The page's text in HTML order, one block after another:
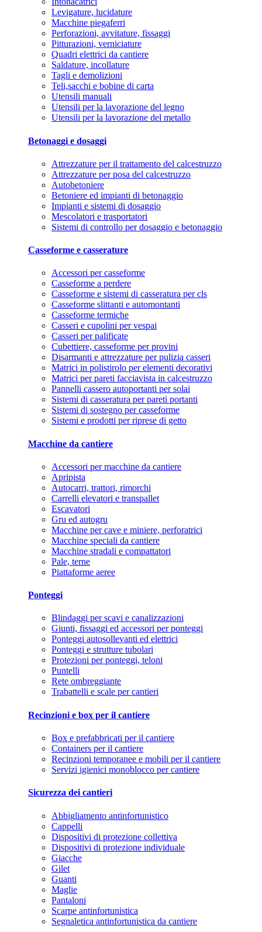
Levigature, lucidature
Macchine piegaferri
Perforazioni, avvitature, fissaggi
Pitturazioni, verniciature
Quadri elettrici da cantiere
Saldature, incollature
Tagli e demolizioni
Teli,sacchi e bobine di carta
Utensili manuali
Utensili per la lavorazione del legno
Utensili per la lavorazione del metallo
Betonaggi e dosaggi
Attrezzature per il trattamento del calcestruzzo
Attrezzature per posa del calcestruzzo
Autobetoniere
Betoniere ed impianti di betonaggio
Impianti e sistemi di dosaggio
Mescolatori e trasportatori
Sistemi di controllo per dosaggio e betonaggio
Casseforme e casserature
Accessori per casseforme
Casseforme a perdere
Casseforme e sistemi di casseratura per cls
Casseforme slittanti e automontanti
Casseforme termiche
Casseri e cupolini per vespai
Casseri per palificate
Cubettiere, casseforme per provini
Disarmanti e attrezzature per pulizia casseri
Matrici in polistirolo per elementi decorativi
Matrici per pareti facciavista in calcestruzzo
Pannelli cassero autoportanti per solai
Sistemi di casseratura per pareti portanti
Sistemi di sostegno per casseforme
Sistemi e prodotti per riprese di getto
Macchine da cantiere
Accessori per macchine da cantiere
Apripista
Autocarri, trattori, rimorchi
Carrelli elevatori e transpallet
Escavatori
Gru ed autogru
Macchine per cave e miniere, perforatrici
Macchine speciali da cantiere
Macchine stradali e compattatori
Pale, terne
Piattaforme aeree
Ponteggi
Blindaggi per scavi e canalizzazioni
Giunti, fissaggi ed accessori per ponteggi
Ponteggi autosollevanti ed elettrici
Ponteggi e strutture tubolari
Protezioni per ponteggi, teloni
Puntelli
Rete ombreggiante
Trabattelli e scale per cantieri
Recinzioni e box per il cantiere
Box e prefabbricati per il cantiere
Containers per il cantiere
Recinzioni temporanee e mobili per il cantiere
Servizi igienici monoblocco per cantiere
Sicurezza dei cantieri
Abbigliamento antinfortunistico
Cappelli
Dispositivi di protezione collettiva
Dispositivi di protezione individuale
Giacche
Gilet
Guanti
Maglie
Pantaloni
Scarpe antinfortunistica
Segnaletica antinfortunistica da cantiere